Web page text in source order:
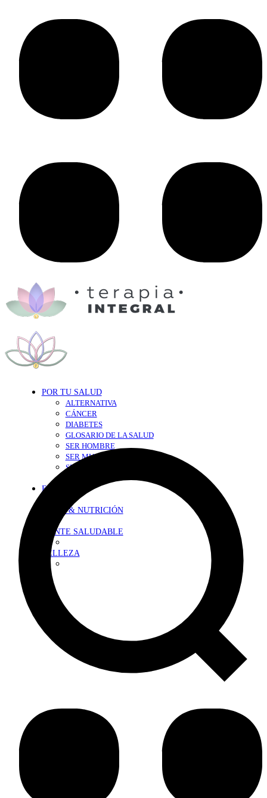
POR TU SALUD
ALTERNATIVA
CÁNCER
DIABETES
GLOSARIO DE LA SALUD
SER HOMBRE
SER MUJER
SEXY-SALUD
EN FORMA
DIETA & NUTRICIÓN
MENTE SALUDABLE
BELLEZA